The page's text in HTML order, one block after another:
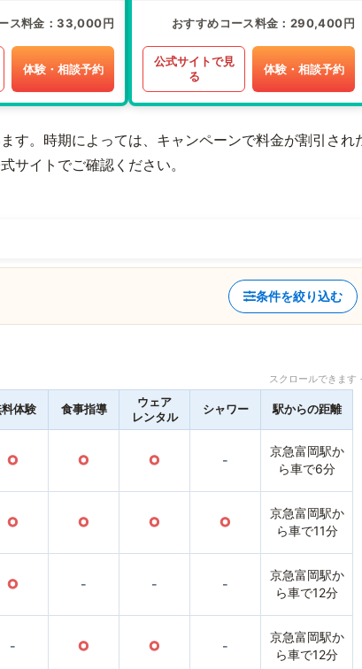
ス料金 33,000円
体験・相談予約
おすすめコース料金 290,400円
公式サイトで見
る
体験・相談予約
す。時期によっては、キャンペーンで料金が割引され
サイトでご確認ください。
条件を絞り込む
スクロールできま
体験 食事指導
ウェア
レンタル
シャワー 駅からの距離
○ ○ ○ -
京急富岡駅か
ら車で6分
○ ○ ○ ○
京急富岡駅か
ら車で11分
○ - - -
京急富岡駅か
ら車で12分
- ○ ○ -
京急富岡駅か
ら車で12分